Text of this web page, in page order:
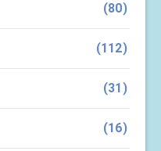
(80)
(112)
(31)
(16)